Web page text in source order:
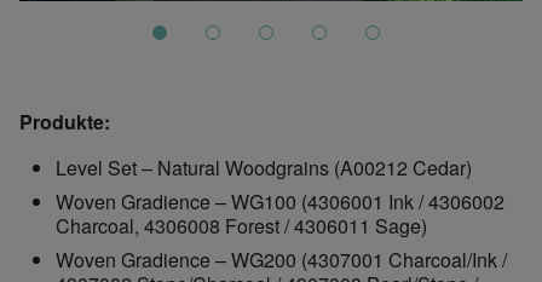
Produkte:
Level Set – Natural Woodgrains (A00212 Cedar)
Woven Gradience – WG100 (4306001 Ink / 4306002
Charcoal, 4306008 Forest / 4306011 Sage)
Woven Gradience – WG200 (4307001 Charcoal/Ink /